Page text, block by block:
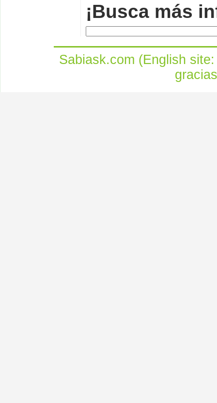
¡Busca más
Sabiask.com (English